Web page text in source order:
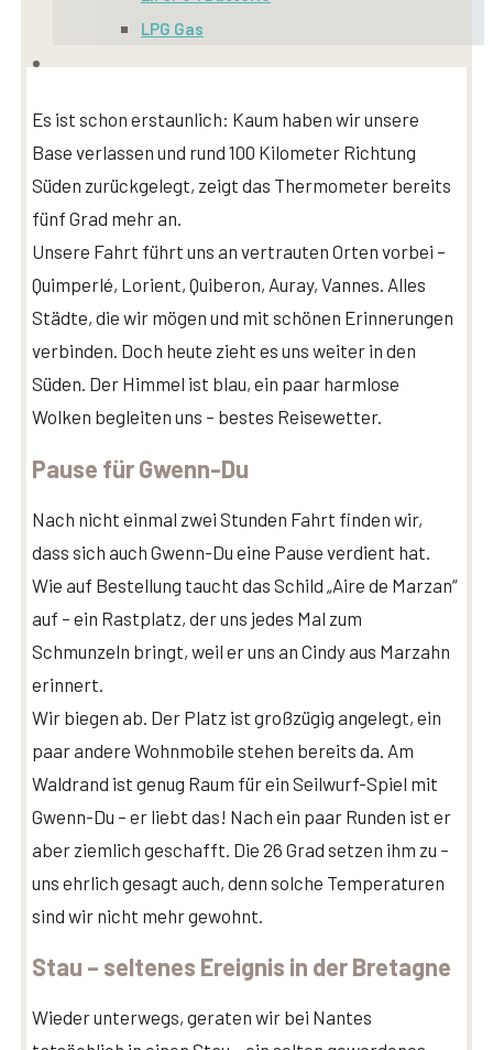
LPG Gas
Kontakt
Es ist schon erstaunlich: Kaum haben wir unsere
Base verlassen und rund 100 Kilometer Richtung
Süden zurückgelegt, zeigt das Thermometer bereits
fünf Grad mehr an.
Unsere Fahrt führt uns an vertrauten Orten vorbei –
Quimperlé, Lorient, Quiberon, Auray, Vannes. Alles
Städte, die wir mögen und mit schönen Erinnerungen
verbinden. Doch heute zieht es uns weiter in den
Süden. Der Himmel ist blau, ein paar harmlose
Wolken begleiten uns – bestes Reisewetter.
Pause für Gwenn-Du
Nach nicht einmal zwei Stunden Fahrt finden wir,
dass sich auch Gwenn-Du eine Pause verdient hat.
Wie auf Bestellung taucht das Schild „Aire de Marzan“
auf – ein Rastplatz, der uns jedes Mal zum
Schmunzeln bringt, weil er uns an Cindy aus Marzahn
erinnert.
Wir biegen ab. Der Platz ist großzügig angelegt, ein
paar andere Wohnmobile stehen bereits da. Am
Waldrand ist genug Raum für ein Seilwurf-Spiel mit
Gwenn-Du – er liebt das! Nach ein paar Runden ist er
aber ziemlich geschafft. Die 26 Grad setzen ihm zu –
uns ehrlich gesagt auch, denn solche Temperaturen
sind wir nicht mehr gewohnt.
Stau – seltenes Ereignis in der Bretagne
Wieder unterwegs, geraten wir bei Nantes